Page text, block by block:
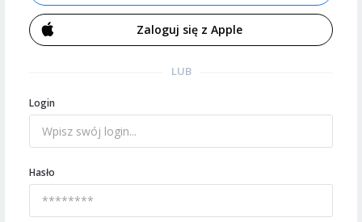
Zaloguj się z Apple
LUB
Login
Hasło